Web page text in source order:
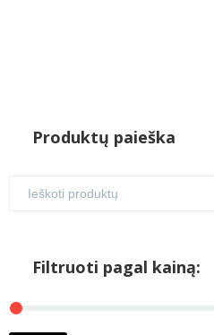
Produktų paieška
Filtruoti pagal kainą: